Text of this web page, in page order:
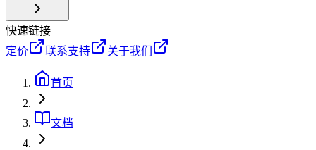
快速链接
定价
联系支持 关于我们
首页
文档